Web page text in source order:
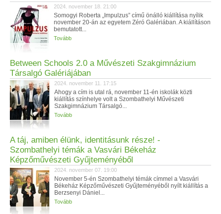
2024. november 18. 21:00
Somogyi Roberta „Impulzus” című önálló kiállítása nyílik
november 20-án az egyetem Zéró Galériában. A kiállításon
bemutatott...
Tovább
Between Schools 2.0 a Művészeti Szakgimnázium
Társalgó Galériájában
2024. november 11. 17:15
Ahogy a cím is utal rá, november 11-én iskolák közti
kiállítás színhelye volt a Szombathelyi Művészeti
Szakgimnázium Társalgó...
Tovább
A táj, amiben élünk, identitásunk része! -
Szombathelyi témák a Vasvári Békeház
Képzőművészeti Gyűjteményéből
2024. november 07. 19:00
November 5-én Szombathelyi témák címmel a Vasvári
Békeház Képzőművészeti Gyűjteményéből nyílt kiállítás a
Berzsenyi Dániel...
Tovább